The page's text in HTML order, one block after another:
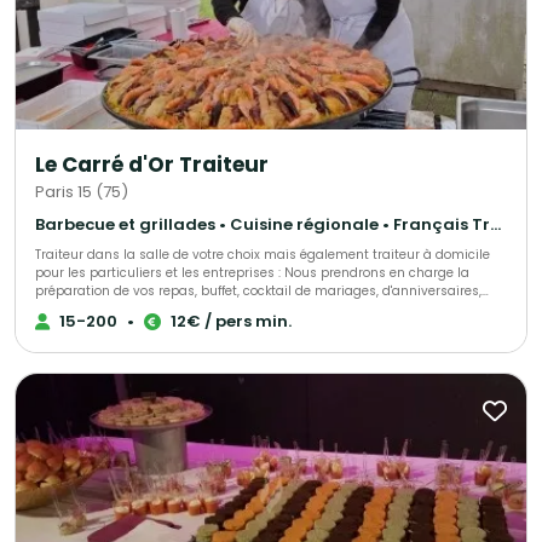
unique et inoubliable.
Le Carré d'Or Traiteur
Paris 15 (75)
Barbecue et grillades • Cuisine régionale • Français Traditionnel
Traiteur dans la salle de votre choix mais également traiteur à domicile
pour les particuliers et les entreprises : Nous prendrons en charge la
préparation de vos repas, buffet, cocktail de mariages, d'anniversaires,
d'entrepises, ou simplement une livraison de votre met à domicile, sur
votre lieu de travail ou de votre choix. Nous sélectionnons nos produits
Notre cuisine authentique vous régalera et surprendra les plus fin
gourmet. N'hésitez pas à faire appel à nos services ! Spécialistes de
demandes de dernières minutes, nous saurons assurer votre événement
tel que : anniversaire surprise, deuil, fête de naissance et autres.
15-200 • 12€ / pers min.